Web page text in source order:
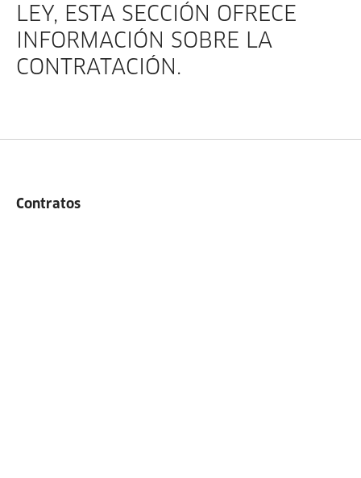
LEY, ESTA SECCIÓN OFRECE
INFORMACIÓN SOBRE LA
CONTRATACIÓN.
Contratos